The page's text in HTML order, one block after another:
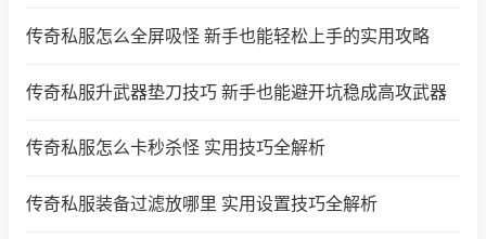
传奇私服怎么全屏吸怪 新手也能轻松上手的实用攻略
传奇私服升武器垫刀技巧 新手也能避开坑稳成高攻武器
传奇私服怎么卡秒杀怪 实用技巧全解析
传奇私服装备过滤放哪里 实用设置技巧全解析